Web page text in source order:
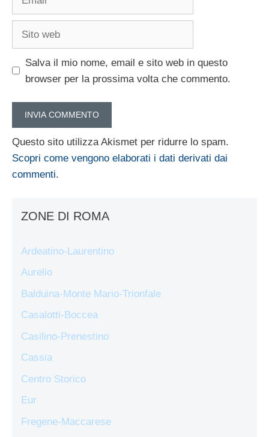
Sito
Salva il mio nome, email e sito web in questo
browser per la prossima volta che commento.
Questo sito utilizza Akismet per ridurre lo spam.
Scopri come vengono elaborati i dati derivati dai
commenti.
ZONE DI ROMA
Ardeatino-Laurentino
Aurelio
Balduina-Monte Mario-Trionfale
Casalotti-Boccea
Casilino-Prenestino
Cassia
Centro Storico
Eur
Fregene-Maccarese